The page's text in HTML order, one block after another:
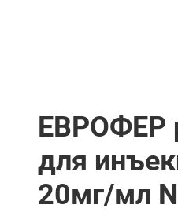
ЕВРОФЕР
для
20мг/мл